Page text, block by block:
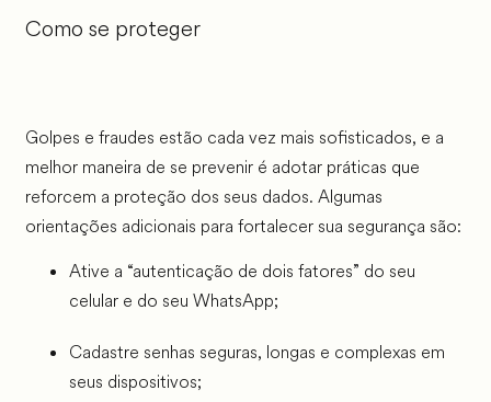
Como se proteger
Golpes e fraudes estão cada vez mais sofisticados, e a
melhor maneira de se prevenir é adotar práticas que
reforcem a proteção dos seus dados. Algumas
orientações adicionais para fortalecer sua segurança são:
Ative a “autenticação de dois fatores” do seu
celular e do seu WhatsApp;
Cadastre senhas seguras, longas e complexas em
seus dispositivos;